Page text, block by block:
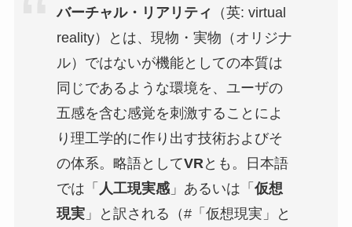
バーチャル・リアリティ （英: virtual
reality）とは、現物・実物（オリジナ
ル）ではないが機能としての本質は
同じであるような環境を、ユーザの
五感を含む感覚を刺激することによ
り理工学的に作り出す技術およびそ
の体系。略語としてVR とも。日本語
では「 人工現実感」あるいは「 仮想
現実」と訳される（#「仮想現実」と